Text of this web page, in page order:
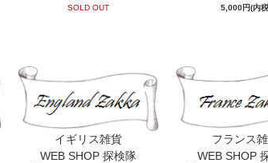
SOLD OUT
5,000円(内
イギリス雑貨
WEB SHOP 探検隊
フランス
WEB SHOP